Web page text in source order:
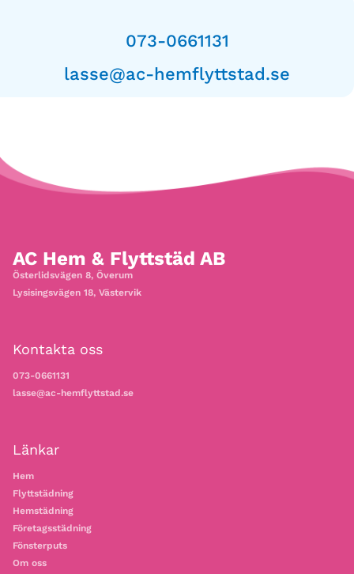
073-0661131
lasse@ac-hemflyttstad.se
AC Hem & Flyttstäd AB
Österlidsvägen 8, Överum
Lysisingsvägen 18, Västervik
Kontakta oss
073-0661131
lasse@ac-hemflyttstad.se
Länkar
Hem
Flyttstädning
Hemstädning
Företagsstädning
Fönsterputs
Om oss